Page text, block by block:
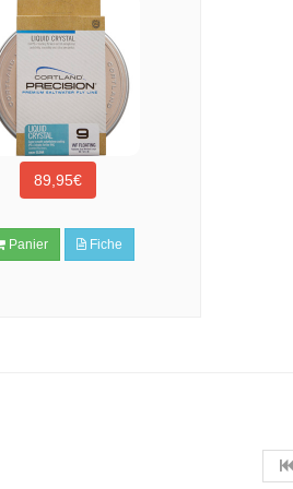
89,95€
Panier Fiche